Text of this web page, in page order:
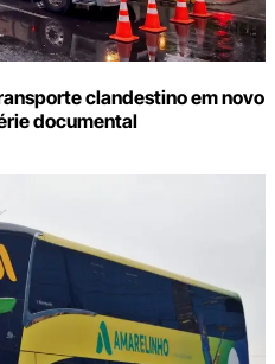
clandestino em novo
documental